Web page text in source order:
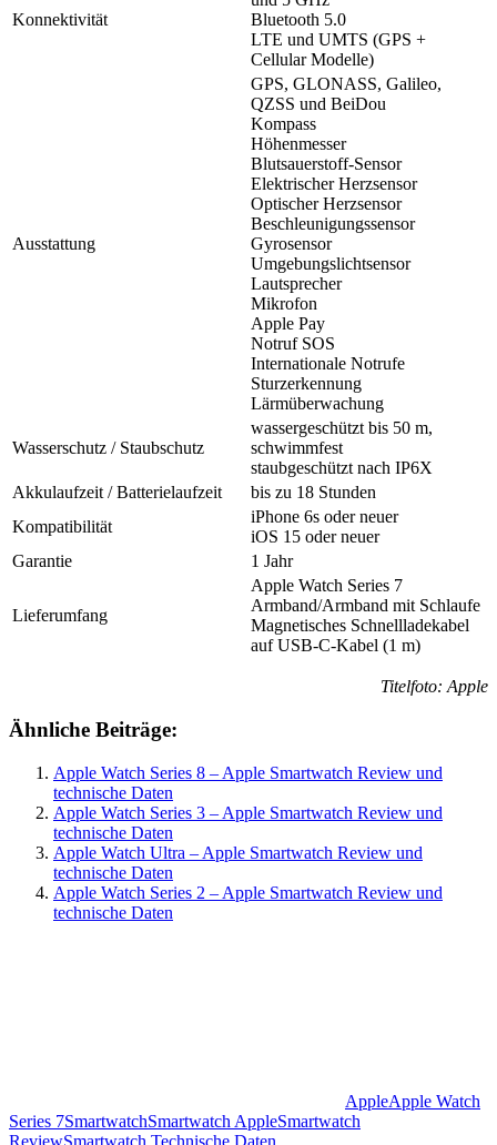
Konnektivität
Bluetooth 5.0
LTE und UMTS (GPS +
Cellular Modelle)
Ausstattung
GPS, GLONASS, Galileo,
QZSS und BeiDou
Kompass
Höhenmesser
Blutsauerstoff-Sensor
Elektrischer Herzsensor
Optischer Herzsensor
Beschleunigungssensor
Gyrosensor
Umgebungslichtsensor
Lautsprecher
Mikrofon
Apple Pay
Notruf SOS
Internationale Notrufe
Sturzerkennung
Lärmüberwachung
Wasserschutz / Staubschutz
wassergeschützt bis 50 m,
schwimmfest
staubgeschützt nach IP6X
Akkulaufzeit / Batterielaufzeit
bis zu 18 Stunden
Kompatibilität
iPhone 6s oder neuer
iOS 15 oder neuer
Garantie
1 Jahr
Lieferumfang
Apple Watch Series 7
Armband/Armband mit Schlaufe
Magnetisches Schnellladekabel
auf USB-C-Kabel (1 m)
Titelfoto: Apple
Ähnliche Beiträge:
Apple Watch Series 8 – Apple Smartwatch Review und
technische Daten
Apple Watch Series 3 – Apple Smartwatch Review und
technische Daten
Apple Watch Ultra – Apple Smartwatch Review und
technische Daten
Apple Watch Series 2 – Apple Smartwatch Review und
technische Daten
AppleApple Watch
Series 7SmartwatchSmartwatch AppleSmartwatch
ReviewSmartwatch Technische Daten